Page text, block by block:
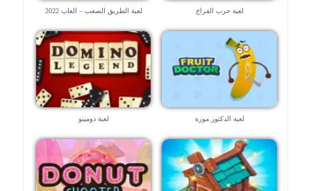
لعبة حرب الفراخ لعبة الطريق الصعب – العاب 2022
لعبة الدكتور موزة لعبة دومينو